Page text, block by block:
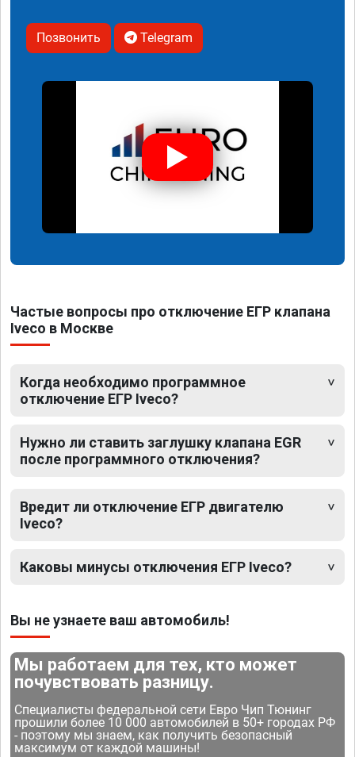
Позвонить Telegram
Частые вопросы про отключение ЕГР клапана
Iveco в Москве
Когда необходимо программное
отключение ЕГР Iveco?
Нужно ли ставить заглушку клапана EGR
после программного отключения?
Вредит ли отключение ЕГР двигателю
Iveco?
Каковы минусы отключения ЕГР Iveco?
Вы не узнаете ваш автомобиль!
Мы работаем для тех, кто может
почувствовать разницу.
Специалисты федеральной сети Евро Чип Тюнинг
прошили более 10 000 автомобилей в 50+ городах РФ
- поэтому мы знаем, как получить безопасный
максимум от каждой машины!